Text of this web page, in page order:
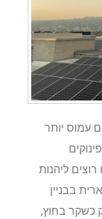
יותר
ליהנות
בבניין
בחוץ,